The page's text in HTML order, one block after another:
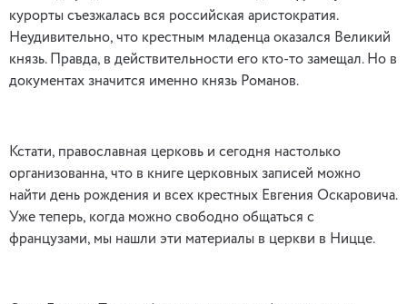
курорты съезжалась вся российская аристократия.
Неудивительно, что крестным младенца оказался Великий
князь. Правда, в действительности его кто-то замещал. Но в
документах значится именно князь Романов.
Кстати, православная церковь и сегодня настолько
организованна, что в книге церковных записей можно
найти день рождения и всех крестных Евгения Оскаровича.
Уже теперь, когда можно свободно общаться с
французами, мы нашли эти материалы в церкви в Ницце.